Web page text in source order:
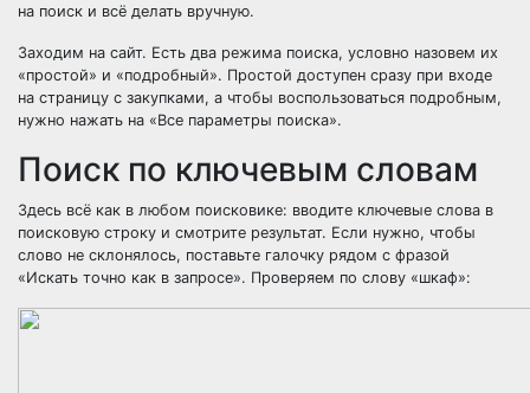
на поиск и всё делать вручную.
Заходим на сайт. Есть два режима поиска, условно назовем их
«простой» и «подробный». Простой доступен сразу при входе
на страницу с закупками, а чтобы воспользоваться подробным,
нужно нажать на «Все параметры поиска».
Поиск по ключевым словам
Здесь всё как в любом поисковике: вводите ключевые слова в
поисковую строку и смотрите результат. Если нужно, чтобы
слово не склонялось, поставьте галочку рядом с фразой
«Искать точно как в запросе». Проверяем по слову «шкаф»: